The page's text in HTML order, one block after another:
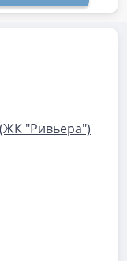
"Ривьера")